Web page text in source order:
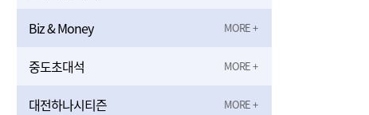
Biz & Money
중도초대석
대전하나시티즌